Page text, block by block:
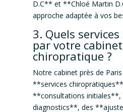
D.C** et **Chloé Martin
approche adaptée à vos
3. Quels
par votre cabinet
chiropratique ?
Notre cabinet près de
**services
**consultations
diagnostics**, des